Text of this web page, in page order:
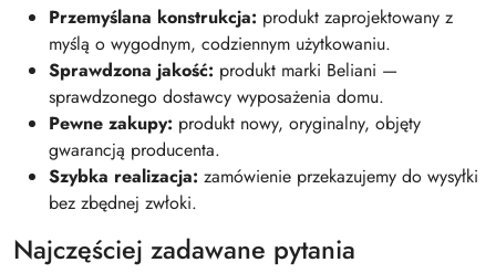
Przemyślana konstrukcja: produkt zaprojektowany z
myślą o wygodnym, codziennym użytkowaniu.
Sprawdzona jakość: produkt marki Beliani —
sprawdzonego dostawcy wyposażenia domu.
Pewne zakupy: produkt nowy, oryginalny, objęty
gwarancją producenta.
Szybka realizacja: zamówienie przekazujemy do wysyłki
bez zbędnej zwłoki.
Najczęściej zadawane pytania